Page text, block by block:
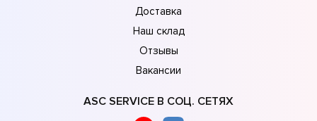
Доставка
Наш склад
Отзывы
Вакансии
ASC SERVICE В СОЦ. СЕТЯХ